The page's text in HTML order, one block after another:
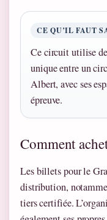
CE QU’IL FAUT
Ce circuit utilise
unique entre un
Albert, avec ses
épreuve.
Comment
Les billets pour le
distribution,
tiers certifiée.